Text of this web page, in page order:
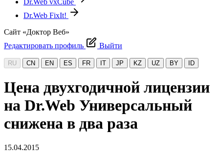
Dr.Web vxCube
Dr.Web FixIt!
Сайт «Доктор Веб»
Редактировать профиль
Выйти
RU CN EN ES FR IT JP KZ UZ BY ID
Цена двухгодичной лицензии
на Dr.Web Универсальный
снижена в два раза
15.04.2015